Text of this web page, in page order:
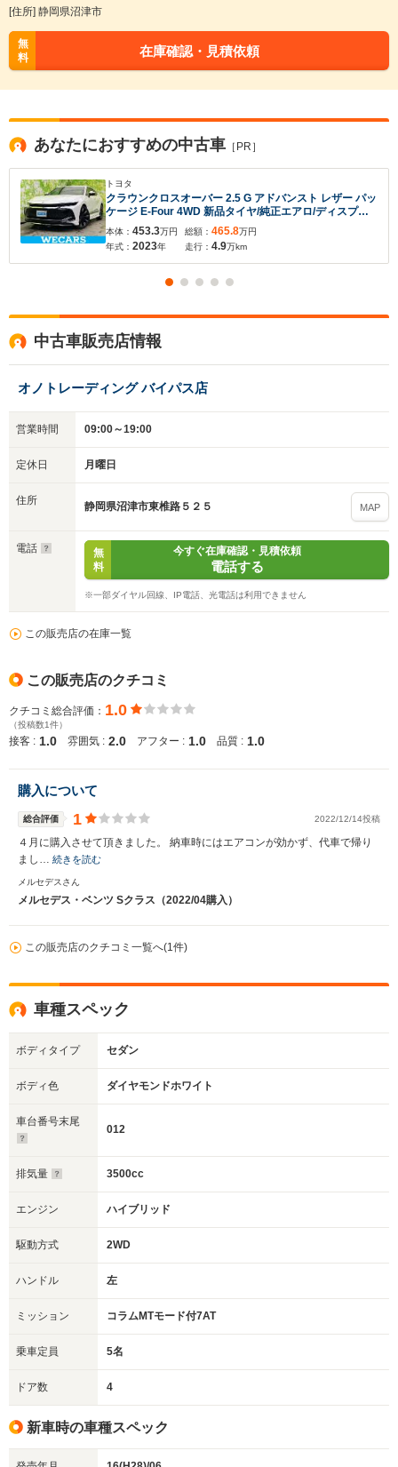
[住所] 静岡県沼津市
無
料
在庫確認・見積依頼
あなたにおすすめの中古車 ［PR］
トヨタ
クラウンクロスオーバー 2.5 G アドバンスト レザー パッ
ケージ E-Four 4WD 新品タイヤ/純正エアロ/ディスプレ
イオーディオ+ナビ/デジタルインナーミラー/衝突安全装
置/シートヒーター 前席/全方位モニター/車線逸脱防止支
援システム/シート 合皮
本体： 453.3万円
年式： 2023年
総額： 465.8万円
走行： 4.9万km
中古車販売店情報
オノトレーディング バイパス店
営業時間 09:00～19:00
定休日 月曜日
住所 静岡県沼津市東椎路５２５ MAP
電話
無
料
今すぐ在庫確認・見積依頼
電話する
※一部ダイヤル回線、IP電話、光電話は利用できません
この販売店の在庫一覧
この販売店のクチコミ
クチコミ総合評価： 1.0
（投稿数1件）
接客 : 1.0 雰囲気 : 2.0 アフター : 1.0 品質 : 1.0
購入について
総合評価 1 2022/12/14投稿
４月に購入させて頂きました。 納車時にはエアコンが効かず、代車で帰り
まし… 続きを読む
メルセデスさん
メルセデス・ベンツ Sクラス（2022/04購入）
この販売店のクチコミ一覧へ(1件)
車種スペック
ボディタイプ セダン
ボディ色 ダイヤモンドホワイト
車台番号末尾
012
排気量 3500cc
エンジン ハイブリッド
駆動方式 2WD
ハンドル 左
ミッション コラムMTモード付7AT
乗車定員 5名
ドア数 4
新車時の車種スペック
入力途中の情報を保存しますか？
※次回問い合わせをする際に自動入力されます
※保存された情報は90日で破棄されます